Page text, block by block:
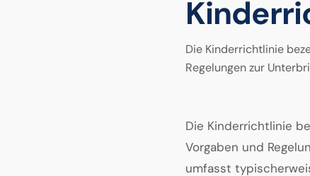
Die Kinderrichtlinie
Regelungen zur
Die Kinderrichtlinie
Vorgaben und
umfasst